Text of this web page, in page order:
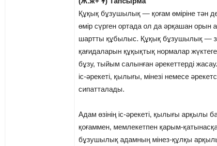
Құқық бұзушылық — қоғам өміріне тән
өмір сүрген ортада ол да әрқашан орын
шартты құбылыс. Құқық бұзушылық —
қағидаларын құқықтық нормалар
бұзу, тыйым салынған әрекеттерді
іс-әрекеті, қылығы, мінезі немесе
сипатталады.
Адам өзінің іс-әрекеті, қылығы арқылы
қоғаммен, мемлекетпен қарым-
бұзушылық адамның мінез-құлқы